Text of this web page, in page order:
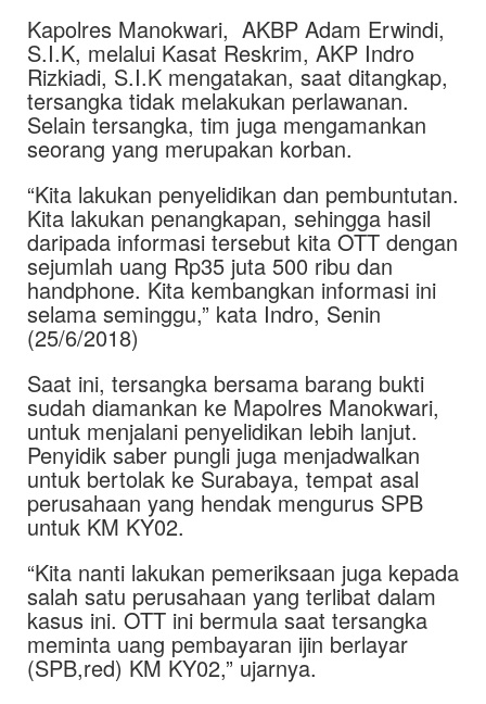
Kapolres Manokwari, AKBP Adam Erwindi,
S.I.K, melalui Kasat Reskrim, AKP Indro
Rizkiadi, S.I.K mengatakan, saat ditangkap,
tersangka tidak melakukan perlawanan.
Selain tersangka, tim juga mengamankan
seorang yang merupakan korban.
“Kita lakukan penyelidikan dan pembuntutan.
Kita lakukan penangkapan, sehingga hasil
daripada informasi tersebut kita OTT dengan
sejumlah uang Rp35 juta 500 ribu dan
handphone. Kita kembangkan informasi ini
selama seminggu,” kata Indro, Senin
(25/6/2018)
Saat ini, tersangka bersama barang bukti
sudah diamankan ke Mapolres Manokwari,
untuk menjalani penyelidikan lebih lanjut.
Penyidik saber pungli juga menjadwalkan
untuk bertolak ke Surabaya, tempat asal
perusahaan yang hendak mengurus SPB
untuk KM KY02.
“Kita nanti lakukan pemeriksaan juga kepada
salah satu perusahaan yang terlibat dalam
kasus ini. OTT ini bermula saat tersangka
meminta uang pembayaran ijin berlayar
(SPB,red) KM KY02,” ujarnya.